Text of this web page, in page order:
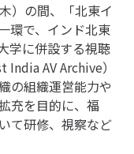
）の間、「北東イ
環で、インド北東
学に併設する視聴
AV Archive）
の組織運営能力や
充を目的に、福
て研修、視察など